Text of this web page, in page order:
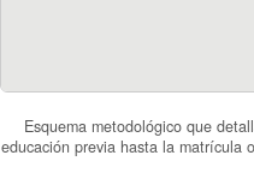
Esquema metodológico que
educación previa hasta la matrícula